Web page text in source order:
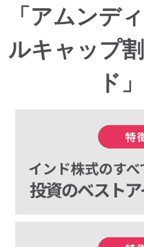
「アムンデ
ルキャップ
ド